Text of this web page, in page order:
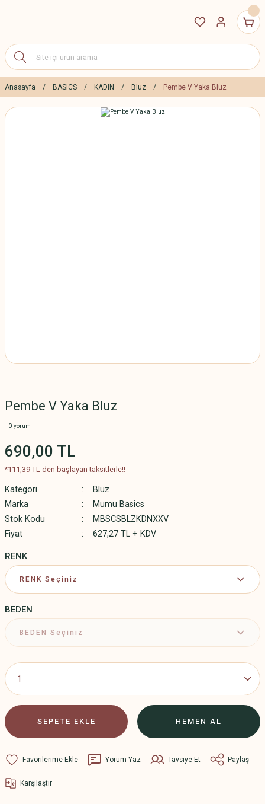
Anasayfa BASICS KADIN Bluz Pembe V Yaka Bluz
Pembe V Yaka Bluz
0 yorum
690,00 TL
*111,39 TL den başlayan taksitlerle!!
Kategori
Bluz
Marka
Mumu Basics
Stok Kodu
MBSCSBLZKDNXXV
Fiyat
627,27 TL + KDV
RENK
BEDEN
SEPETE EKLE HEMEN AL
Yorum Yaz Tavsiye Et Paylaş
Karşılaştır